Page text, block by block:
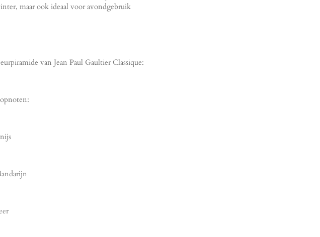
maar ook ideaal voor avondgebruik
van Jean Paul Gaultier Classique: